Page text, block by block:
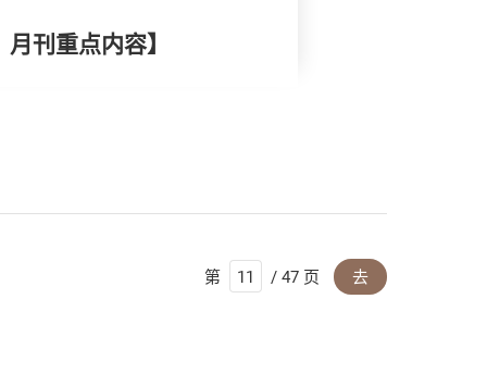
刊重点内容】
第 / 47 页 去